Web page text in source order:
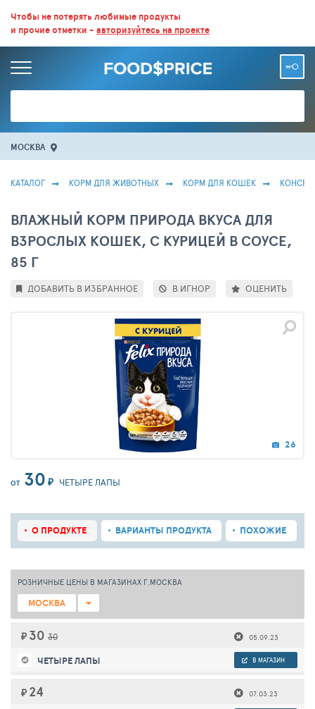
ВСЕ СКИДКИ И ВЫГОДНЫЕ ЦЕНЫ НА ПРОДУКТЫ В МАГАЗИНАХ.
БОЛЬШЕ 100 000 ТОВАРОВ. ЕЖЕДНЕВНОЕ ОБНОВЛЕНИЕ ЦЕН.
Чтобы не потерять любимые продукты
и прочие отметки - авторизуйтесь на проекте
МОСКВА
КАТАЛОГ КОРМ ДЛЯ ЖИВОТНЫХ КОРМ ДЛЯ КОШЕК
ВЛАЖНЫЙ КОРМ ПРИРОДА ВКУСА ДЛЯ
ВЗРОСЛЫХ КОШЕК, С КУРИЦЕЙ В СОУСЕ,
85 Г
26
ОТ 30 ₽ ЧЕТЫРЕ ЛАПЫ
ДОБАВИТЬ В ИЗБРАННОЕ В ИГНОР ОЦЕНИТЬ
О ПРОДУКТЕ ВАРИАНТЫ ПРОДУКТА ПОХОЖИЕ
РОЗНИЧНЫЕ ЦЕНЫ В МАГАЗИНАХ Г.МОСКВА
МОСКВА
₽ 30 30 05.09.23
ЧЕТЫРЕ ЛАПЫ В МАГАЗИН
₽ 24 07.03.23